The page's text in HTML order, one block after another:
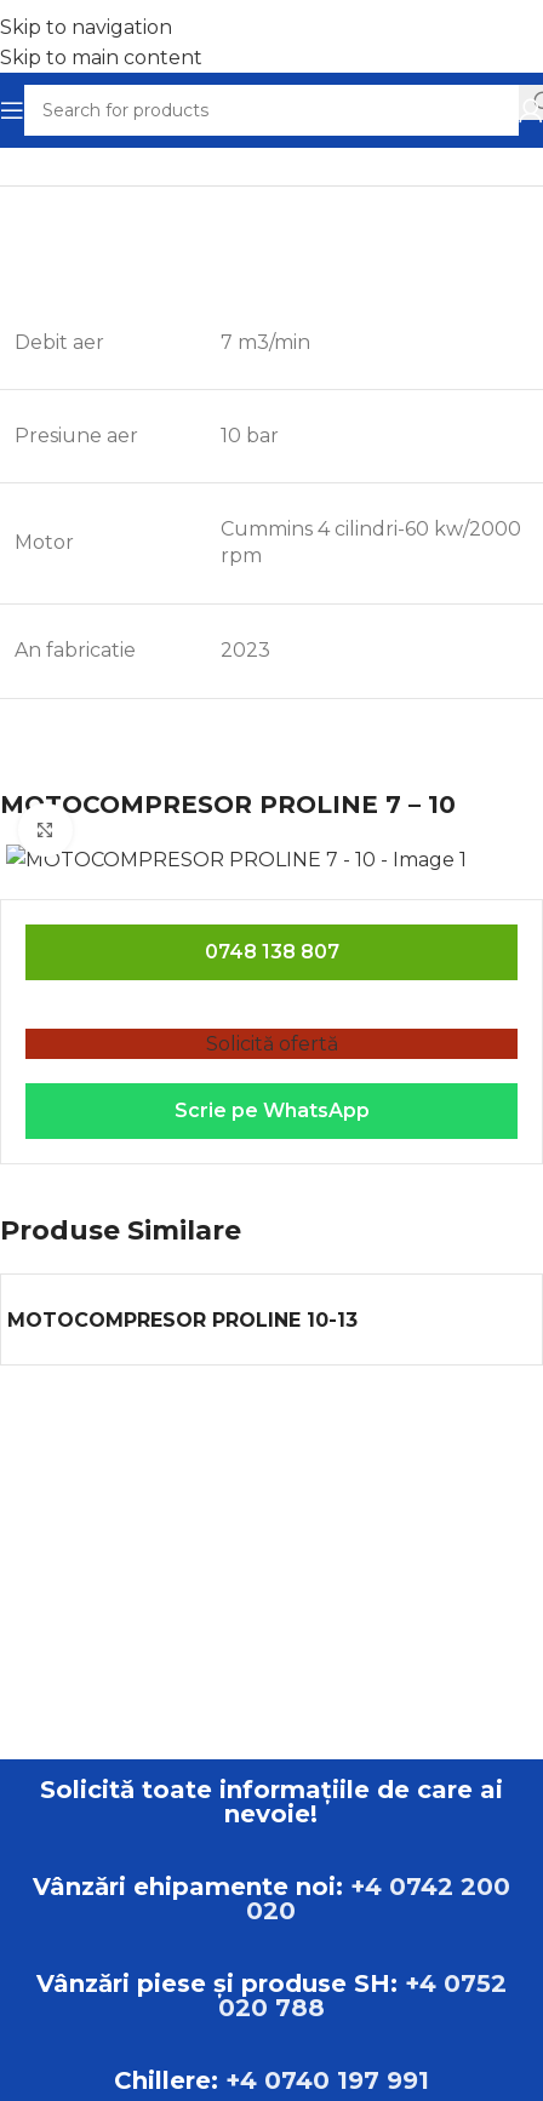
Skip to navigation
Skip to main content
Home/Compresoare diesel
Debit aer 7 m3/min
Presiune aer 10 bar
Motor
Cummins 4 cilindri-60 kw/2000
rpm
An fabricatie 2023
MOTOCOMPRESOR PROLINE 7 – 10
0748 138 807
Solicită ofertă
Scrie pe WhatsApp
Produse Similare
MOTOCOMPRESOR PROLINE 10-13
Solicită toate informațiile de care ai
nevoie!
Vânzări ehipamente noi: +4 0742 200
020
Vânzări piese și produse SH: +4 0752
020 788
Chillere: +4 0740 197 991